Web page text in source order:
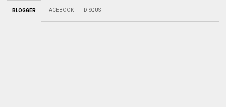
BLOGGER FACEBOOK DISQUS